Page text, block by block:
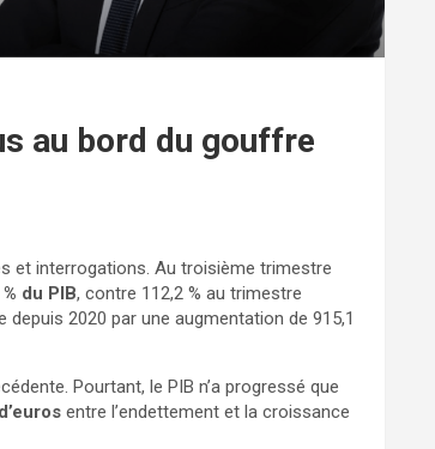
au bord du gouffre
et interrogations. Au troisième trimestre
du PIB, contre 112,2 % au trimestre
2020 par une augmentation de 915,1
Pourtant, le PIB n’a progressé que
entre l’endettement et la croissance